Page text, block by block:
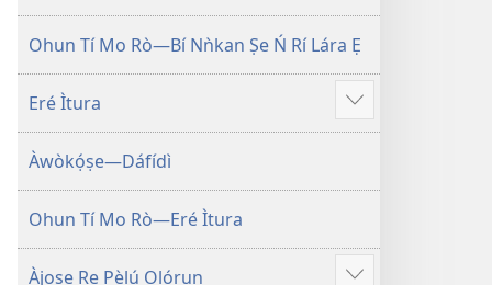
pọ̀
hàn
Ohun Tí Mo Rò—Bí Nǹkan Ṣe Ń Rí Lára Ẹ
Eré Ìtura
Fi
èyí
pọ̀
Àwòkọ́ṣe—Dáfídì
Ohun Tí Mo Rò—Eré Ìtura
Àjọṣe Rẹ Pẹ̀lú Ọlọ́run